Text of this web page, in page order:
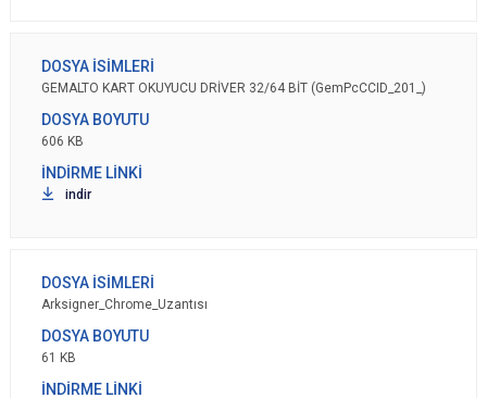
GEMALTO KART OKUYUCU DRİVER 32/64 BİT (GemPcCCID_201_)
606 KB
indir
Arksigner_Chrome_Uzantısı
61 KB